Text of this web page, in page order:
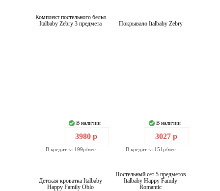
Комплект постельного белья
Italbaby Zebry 3 предмета
В наличии
3980 р
В кредит за 199р/мес
Покрывало Italbaby Zebry
В наличии
3027 р
В кредит за 151р/мес
Детская кроватка Italbaby
Happy Family Oblo
Постельный сет 5 предметов
Italbaby Happy Family
Romantic